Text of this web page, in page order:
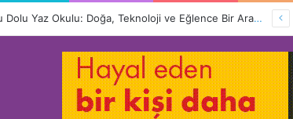
Yaralayan Şüpheli Tutuklandı